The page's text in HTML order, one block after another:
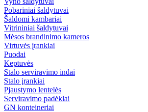
Pobariniai šaldytuvai
Šaldomi kambariai
Vitrininiai šaldytuvai
Mėsos brandinimo kameros
Virtuvės įrankiai
Puodai
Keptuvės
Stalo serviravimo indai
Stalo įrankiai
Pjaustymo lentelės
Serviravimo padėklai
GN konteineriai